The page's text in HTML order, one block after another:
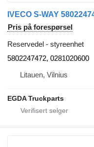
Pris på forespørsel
Reservedel - styreenhet
5802247472, 0281020600
Litauen, Vilnius
EGDA Truckparts